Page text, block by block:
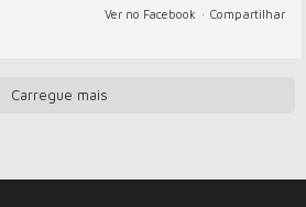
Ver no Facebook · Compartilhar
Carregue mais